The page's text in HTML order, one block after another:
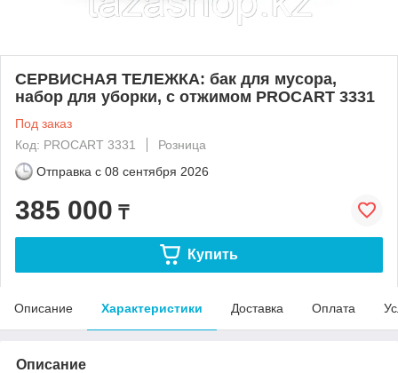
СЕРВИСНАЯ ТЕЛЕЖКА: бак для мусора,
набор для уборки, с отжимом PROCART 3331
Под заказ
Код: PROCART 3331
Розница
Отправка с 08 сентября 2026
385 000 ₸
Купить
Описание Характеристики Доставка Оплата
Описание